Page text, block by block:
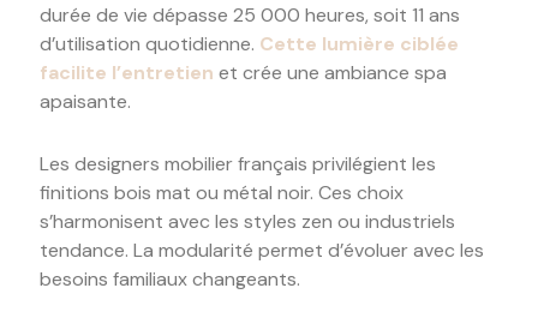
durée de vie dépasse 25 000 heures, soit 11 ans
d’utilisation quotidienne. Cette lumière ciblée
facilite l’entretien et crée une ambiance spa
apaisante.
Les designers mobilier français privilégient les
finitions bois mat ou métal noir. Ces choix
s’harmonisent avec les styles zen ou industriels
tendance. La modularité permet d’évoluer avec les
besoins familiaux changeants.